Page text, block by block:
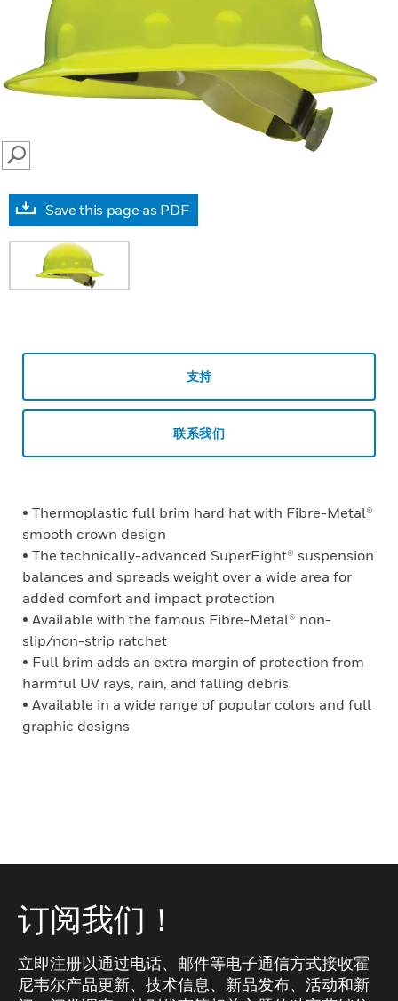
SEARCH
Save this page as PDF
支持
联系我们
• Thermoplastic full brim hard hat with Fibre-Metal®
smooth crown design
• The technically-advanced SuperEight® suspension
balances and spreads weight over a wide area for
added comfort and impact protection
• Available with the famous Fibre-Metal® non-
slip/non-strip ratchet
• Full brim adds an extra margin of protection from
harmful UV rays, rain, and falling debris
• Available in a wide range of popular colors and full
graphic designs
订阅我们！
立即注册以通过电话、邮件等电子通信方式接收霍
尼韦尔产品更新、技术信息、新品发布、活动和新